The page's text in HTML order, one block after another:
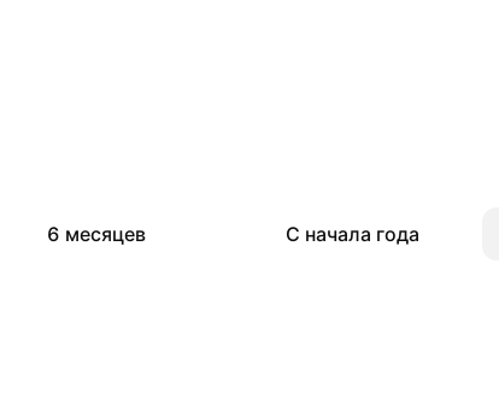
6 месяцев С начала года